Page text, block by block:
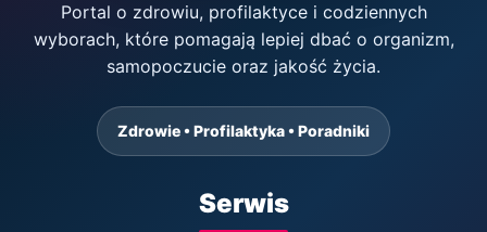
Portal o zdrowiu, profilaktyce i codziennych
wyborach, które pomagają lepiej dbać o organizm,
samopoczucie oraz jakość życia.
Zdrowie • Profilaktyka • Poradniki
Serwis